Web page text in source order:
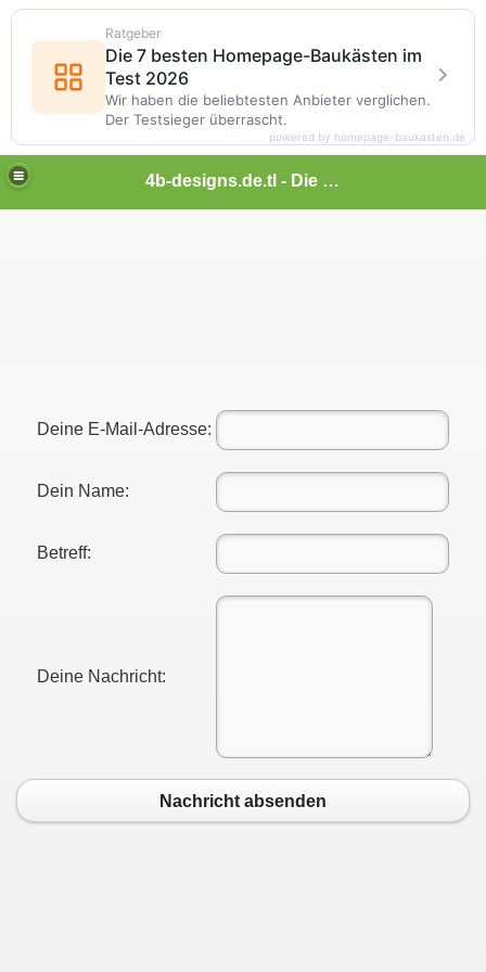
4b-designs.de.tl - Die neue Generation - Designs - Themes uvm...
Deine E-Mail-Adresse:
Dein Name:
Betreff:
Deine Nachricht:
Nachricht absenden
Ratgeber
Die 7 besten Homepage-Baukästen im
Test 2026
Wir haben die beliebtesten Anbieter verglichen.
Der Testsieger überrascht.
powered by homepage-baukasten.de